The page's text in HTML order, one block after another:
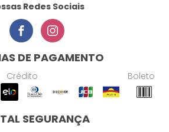
Redes Sociais
DE PAGAMENTO
Crédito Boleto
SEGURANÇA